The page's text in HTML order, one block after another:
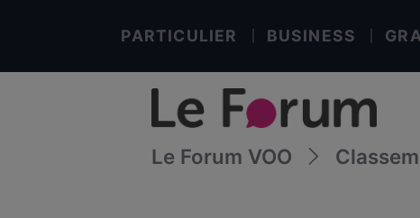
PARTICULIER BUSINESS
Le Forum VOO